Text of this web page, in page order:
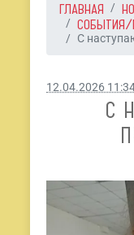
ГЛАВНАЯ
СОБЫТИЯ/
С
12.04.2026
С